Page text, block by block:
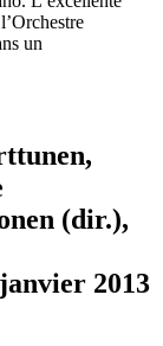
un
(dir.),
2013